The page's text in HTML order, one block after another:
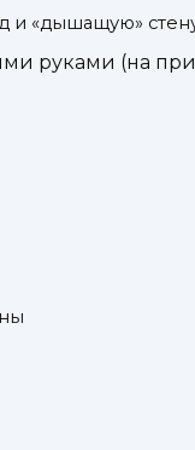
и «дышащую»
руками (на